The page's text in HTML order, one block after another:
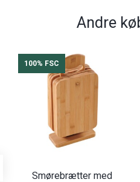
Andre
100% FSC
Smørebrætter med